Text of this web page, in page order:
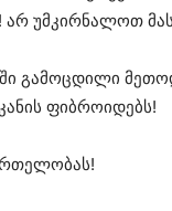
არ უმკირნალოთ
გამოცდილი
ფიბროიდებს!